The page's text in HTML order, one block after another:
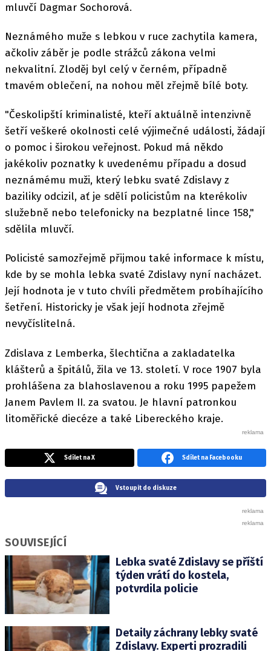
mluvčí Dagmar Sochorová.
Neznámého muže s lebkou v ruce zachytila kamera,
ačkoliv záběr je podle strážců zákona velmi
nekvalitní. Zloděj byl celý v černém, případně
tmavém oblečení, na nohou měl zřejmě bílé boty.
"Českolipští kriminalisté, kteří aktuálně intenzivně
šetří veškeré okolnosti celé výjimečné události, žádají
o pomoc i širokou veřejnost. Pokud má někdo
jakékoliv poznatky k uvedenému případu a dosud
neznámému muži, který lebku svaté Zdislavy z
baziliky odcizil, ať je sdělí policistům na kterékoliv
služebně nebo telefonicky na bezplatné lince 158,"
sdělila mluvčí.
Policisté samozřejmě přijmou také informace k místu,
kde by se mohla lebka svaté Zdislavy nyní nacházet.
Její hodnota je v tuto chvíli předmětem probíhajícího
šetření. Historicky je však její hodnota zřejmě
nevyčíslitelná.
Zdislava z Lemberka, šlechtična a zakladatelka
klášterů a špitálů, žila ve 13. století. V roce 1907 byla
prohlášena za blahoslavenou a roku 1995 papežem
Janem Pavlem II. za svatou. Je hlavní patronkou
litoměřické diecéze a také Libereckého kraje.
Sdílet na X Sdílet na Facebooku
Vstoupit do diskuze
SOUVISEJÍCÍ
Lebka svaté Zdislavy se příští
týden vrátí do kostela,
potvrdila policie
Detaily záchrany lebky svaté
Zdislavy. Experti prozradili